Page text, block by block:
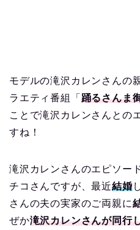
モデルの滝沢カレンさんの
ラエティ番組「 踊るさんま
ことで滝沢カレンさんとの
すね！
滝沢カレンさんのエピソー
チコさんですが、最近結婚
さんの夫の実家のご両親に
ぜか滝沢カレンさんが同行